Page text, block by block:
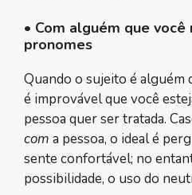
• Com alguém que você
pronomes
Quando o sujeito é alguém
é improvável que você
pessoa quer ser tratada.
com a pessoa, o ideal é
sente confortável; no
possibilidade, o uso do